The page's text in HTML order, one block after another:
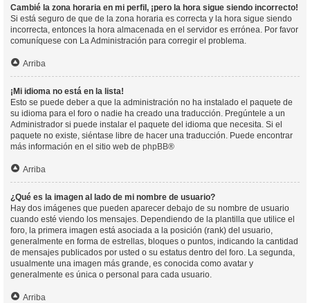
Cambié la zona horaria en mi perfil, ¡pero la hora sigue siendo incorrecto!
Si está seguro de que de la zona horaria es correcta y la hora sigue siendo
incorrecta, entonces la hora almacenada en el servidor es errónea. Por favor
comuníquese con La Administración para corregir el problema.
Arriba
¡Mi idioma no está en la lista!
Esto se puede deber a que la administración no ha instalado el paquete de
su idioma para el foro o nadie ha creado una traducción. Pregúntele a un
Administrador si puede instalar el paquete del idioma que necesita. Si el
paquete no existe, siéntase libre de hacer una traducción. Puede encontrar
más información en el sitio web de phpBB®
Arriba
¿Qué es la imagen al lado de mi nombre de usuario?
Hay dos imágenes que pueden aparecer debajo de su nombre de usuario
cuando esté viendo los mensajes. Dependiendo de la plantilla que utilice el
foro, la primera imagen está asociada a la posición (rank) del usuario,
generalmente en forma de estrellas, bloques o puntos, indicando la cantidad
de mensajes publicados por usted o su estatus dentro del foro. La segunda,
usualmente una imagen más grande, es conocida como avatar y
generalmente es única o personal para cada usuario.
Arriba